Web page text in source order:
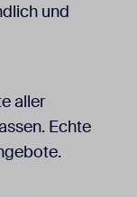
und
aller
Echte